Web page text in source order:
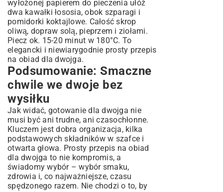
wyłożonej papierem do pieczenia ułóż
dwa kawałki łososia, obok szparagi i
pomidorki koktajlowe. Całość skrop
oliwą, dopraw solą, pieprzem i ziołami.
Piecz ok. 15-20 minut w 180°C. To
elegancki i niewiarygodnie prosty przepis
na obiad dla dwojga.
Podsumowanie: Smaczne
chwile we dwoje bez
wysiłku
Jak widać, gotowanie dla dwojga nie
musi być ani trudne, ani czasochłonne.
Kluczem jest dobra organizacja, kilka
podstawowych składników w szafce i
otwarta głowa. Prosty przepis na obiad
dla dwojga to nie kompromis, a
świadomy wybór – wybór smaku,
zdrowia i, co najważniejsze, czasu
spędzonego razem. Nie chodzi o to, by